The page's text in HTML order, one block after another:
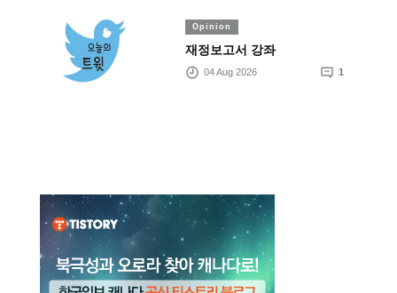
Opinion
재정보고서 강좌
04 Aug 2026 1